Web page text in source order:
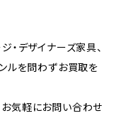
・デザイナーズ家具、
ンルを問わずお買取を
お気軽にお問い合わせ